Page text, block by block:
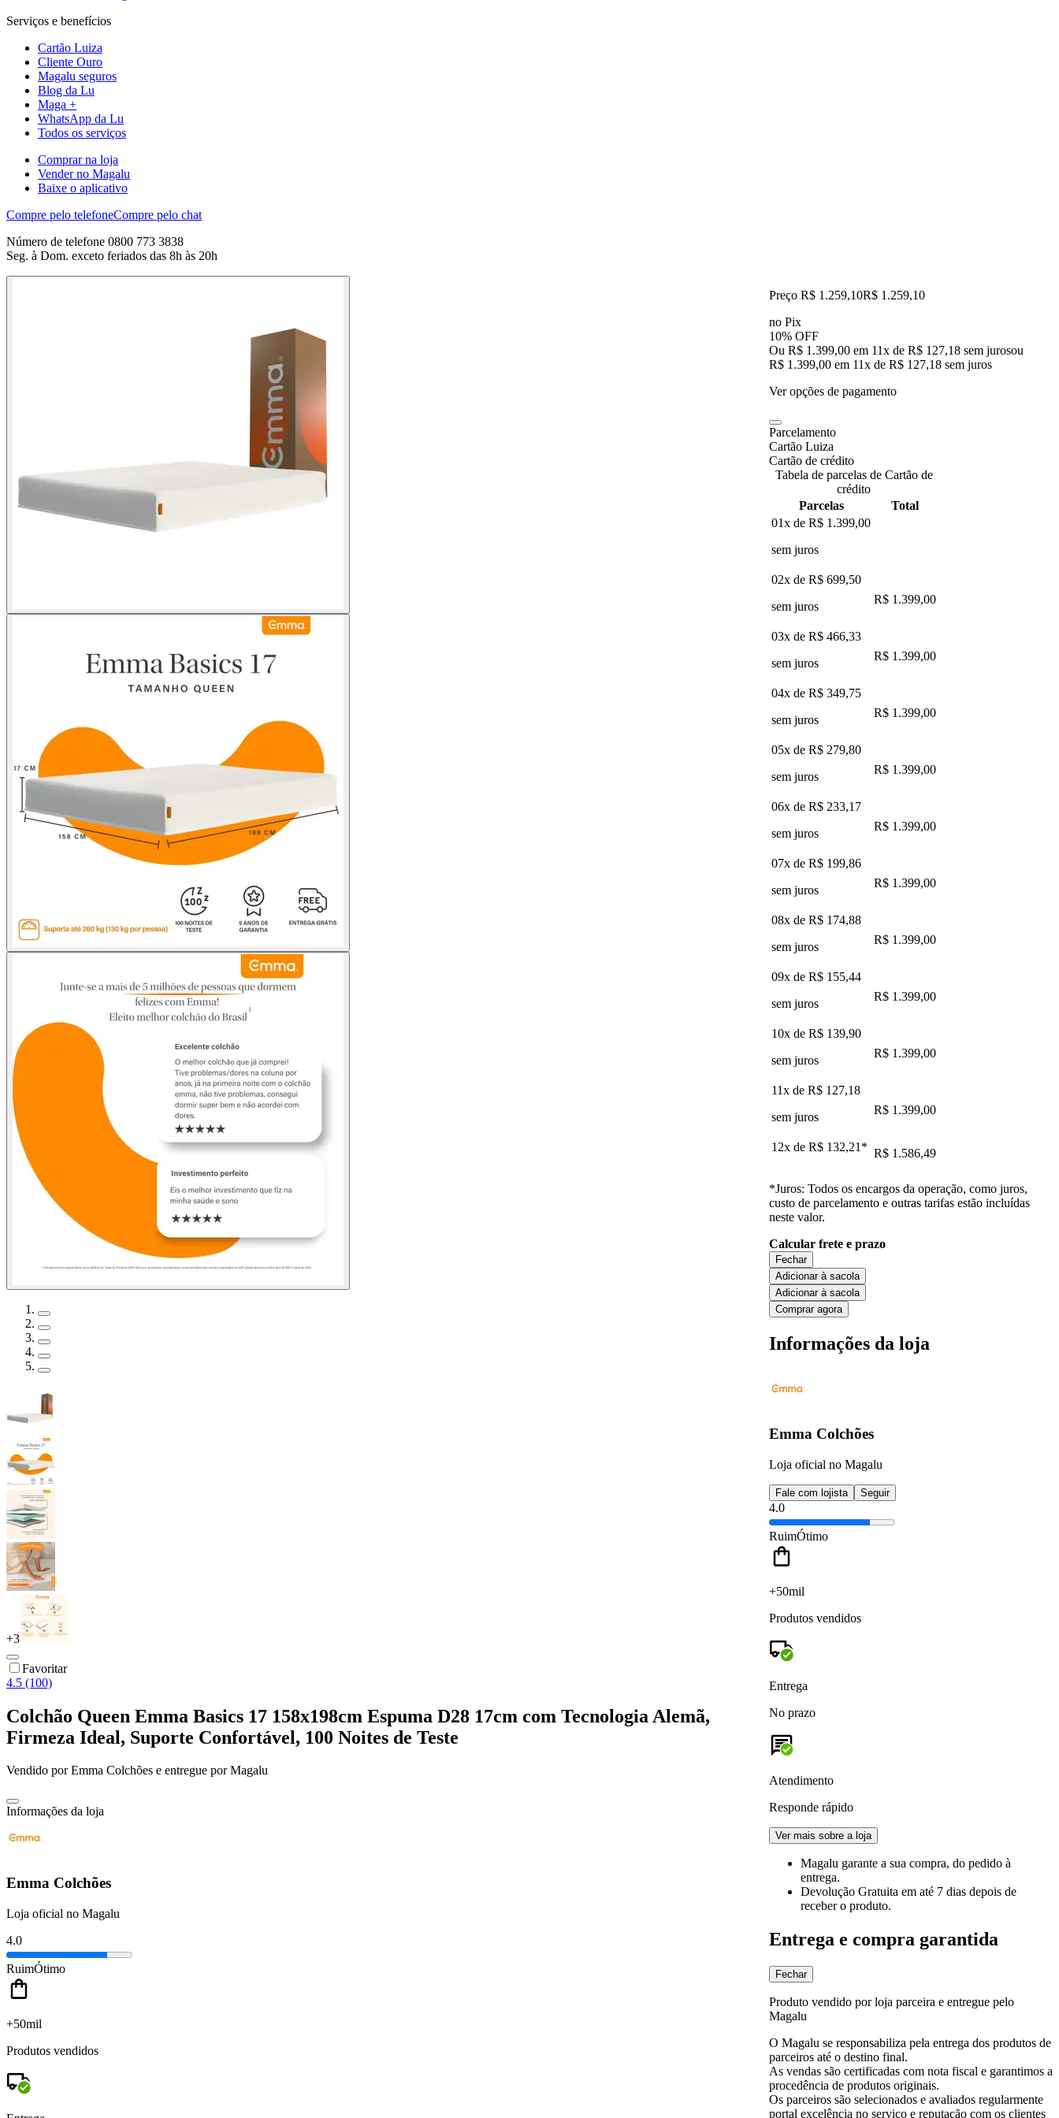
Serviços e benefícios
Cartão Luiza
Cliente Ouro
Magalu seguros
Blog da Lu
Maga +
WhatsApp da Lu
Todos os serviços
Comprar na loja
Vender no Magalu
Baixe o aplicativo
Compre pelo telefoneCompre pelo chat
Número de telefone 0800 773 3838
Seg. à Dom. exceto feriados das 8h às 20h
+3
Favoritar
4.5 (100)
Colchão Queen Emma Basics 17 158x198cm Espuma D28 17cm com Tecnologia Alemã,
Firmeza Ideal, Suporte Confortável, 100 Noites de Teste
Vendido porEmma Colchões e entregue por Magalu
Informações da loja
Emma Colchões
Loja oficial no Magalu
4.0
RuimÓtimo
+50mil
Produtos vendidos
Preço R$ 1.259,10R$ 1.259,10
no Pix
10% OFF
Ou R$ 1.399,00 em 11x de R$ 127,18 sem jurosou
R$ 1.399,00 em 11x de R$ 127,18 sem juros
Ver opções de pagamento
Parcelamento
Cartão Luiza
Cartão de crédito
Tabela de parcelas de Cartão de
crédito
Parcelas
Total
01x de R$ 1.399,00
sem juros
02x de R$ 699,50
sem juros
R$ 1.399,00
03x de R$ 466,33
sem juros
R$ 1.399,00
04x de R$ 349,75
sem juros
R$ 1.399,00
05x de R$ 279,80
sem juros
R$ 1.399,00
06x de R$ 233,17
sem juros
R$ 1.399,00
07x de R$ 199,86
sem juros
R$ 1.399,00
08x de R$ 174,88
sem juros
R$ 1.399,00
09x de R$ 155,44
sem juros
R$ 1.399,00
10x de R$ 139,90
sem juros
R$ 1.399,00
11x de R$ 127,18
sem juros
R$ 1.399,00
12x de R$ 132,21 * R$ 1.586,49
*Juros: Todos os encargos da operação, como juros,
custo de parcelamento e outras tarifas estão incluídas
neste valor.
Calcular frete e prazo
Fechar
Adicionar à sacola
Adicionar à sacola
Comprar agora
Informações da loja
Emma Colchões
Loja oficial no Magalu
Fale com lojista Seguir
4.0
RuimÓtimo
+50mil
Produtos vendidos
Entrega
No prazo
Atendimento
Responde rápido
Ver mais sobre a loja
Magalu garante a sua compra, do pedido à
entrega.
Devolução Gratuita em até 7 dias depois de
receber o produto.
Entrega e compra garantida
Fechar
Produto vendido por loja parceira e entregue pelo
Magalu
O Magalu se responsabiliza pela entrega dos produtos de
parceiros até o destino final.
As vendas são certificadas com nota fiscal e garantimos a
procedência de produtos originais.
Os parceiros são selecionados e avaliados regularmente
portal excelência no serviço e reputação com os clientes